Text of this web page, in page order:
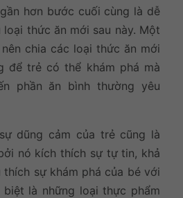
hơn bước cuối cùng là dễ
loại thức ăn mới sau này. Một
chia các loại thức ăn mới
để trẻ có thể khám phá mà
phần ăn bình thường yêu
dũng cảm của trẻ cũng là
nó kích thích sự tự tin, khả
thích sự khám phá của bé với
là những loại thực phẩm